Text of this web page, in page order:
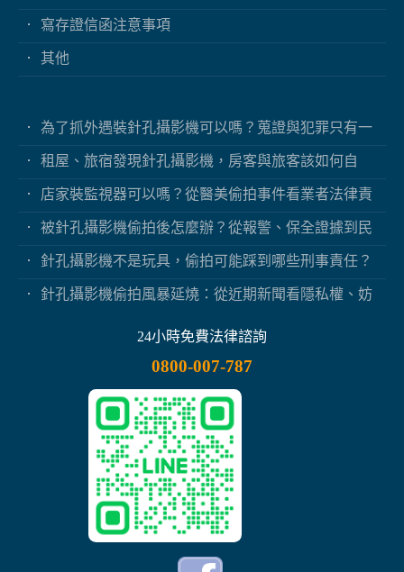
寫存證信函注意事項
其他
為了抓外遇裝針孔攝影機可以嗎？蒐證與犯罪只有一
租屋、旅宿發現針孔攝影機，房客與旅客該如何自
店家裝監視器可以嗎？從醫美偷拍事件看業者法律責
被針孔攝影機偷拍後怎麼辦？從報警、保全證據到民
針孔攝影機不是玩具，偷拍可能踩到哪些刑事責任？
針孔攝影機偷拍風暴延燒：從近期新聞看隱私權、妨
24小時免費法律諮詢
0800-007-787